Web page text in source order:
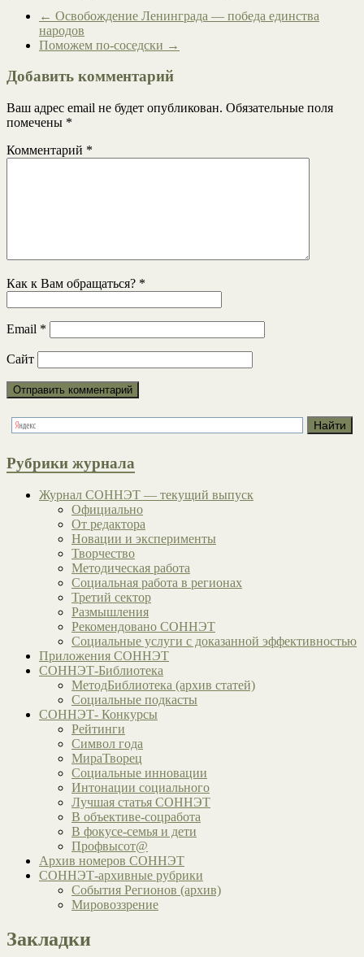
← Освобождение Ленинграда — победа единства
народов
Поможем по-соседски →
Добавить комментарий
Ваш адрес email не будет опубликован. Обязательные поля
помечены *
Комментарий *
Как к Вам обращаться? *
Email *
Сайт
Рубрики журнала
Журнал СОННЭТ — текущий выпуск
Официально
От редактора
Новации и эксперименты
Творчество
Методическая работа
Социальная работа в регионах
Третий сектор
Размышления
Рекомендовано СОННЭТ
Социальные услуги с доказанной эффективностью
Приложения СОННЭТ
СОННЭТ-Библиотека
МетодБиблиотека (архив статей)
Социальные подкасты
СОННЭТ- Конкурсы
Рейтинги
Символ года
МираТворец
Социальные инновации
Интонации социального
Лучшая статья СОННЭТ
В объективе-соцработа
В фокусе-семья и дети
Профвысот@
Архив номеров СОННЭТ
СОННЭТ-архивные рубрики
События Регионов (архив)
Мировоззрение
Закладки